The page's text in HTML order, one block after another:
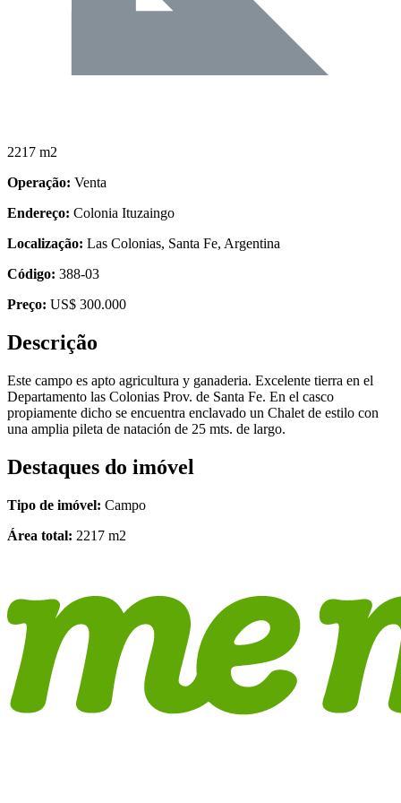
2217 m2
Operação: Venta
Endereço: Colonia Ituzaingo
Localização: Las Colonias, Santa Fe, Argentina
Código: 388-03
Preço: US$ 300.000
Descrição
Este campo es apto agricultura y ganaderia. Excelente tierra en el
Departamento las Colonias Prov. de Santa Fe. En el casco
propiamente dicho se encuentra enclavado un Chalet de estilo con
una amplia pileta de natación de 25 mts. de largo.
Destaques do imóvel
Tipo de imóvel: Campo
Área total: 2217 m2